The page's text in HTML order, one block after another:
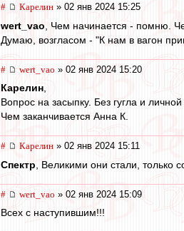
# Карелин » 02 янв 2024 15:25
wert_vao , Чем начинается - помню.
Думаю, возгласом - "К нам в вагон
# wert_vao » 02 янв 2024 15:20
Карелин,
Вопрос на засыпку. Без гугла и
Чем заканчивается Анна К.
# Карелин » 02 янв 2024 15:11
Спектр , Великими они стали, только
# wert_vao » 02 янв 2024 15:09
Всех с наступившим!!!